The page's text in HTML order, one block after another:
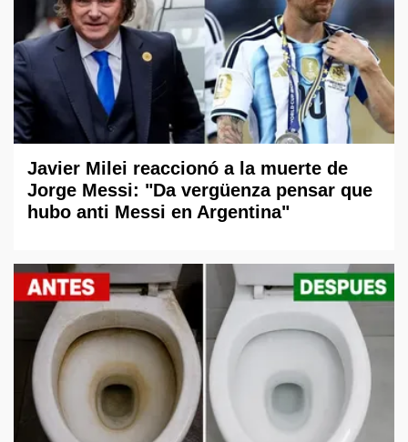
Javier Milei reaccionó a la muerte de
Jorge Messi: "Da vergüenza pensar que
hubo anti Messi en Argentina"